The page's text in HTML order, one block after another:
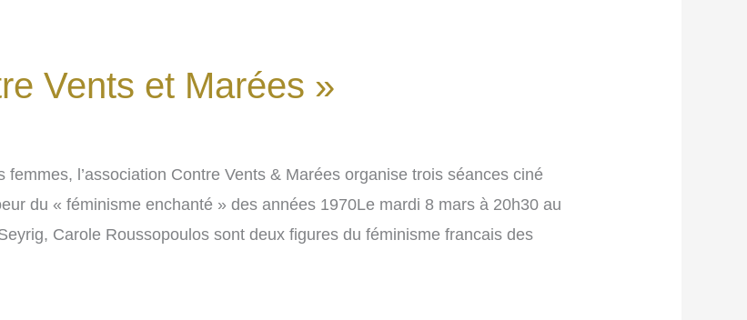
Vents et Marées »
l’association Contre Vents & Marées organise trois séances ciné
du « féminisme enchanté » des années 1970Le mardi 8 mars à 20h30 au
Carole Roussopoulos sont deux figures du féminisme francais des